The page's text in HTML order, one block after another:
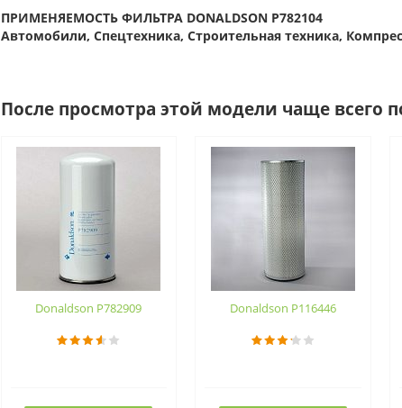
ПРИМЕНЯЕМОСТЬ ФИЛЬТРА DONALDSON P782104
Автомобили, Спецтехника, Строительная техника,
После просмотра этой модели чаще всего
Donaldson P782909 Donaldson P116446